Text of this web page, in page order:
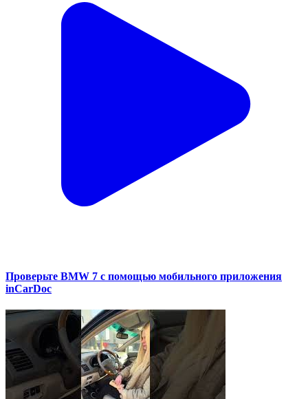
Проверьте BMW 7 с помощью мобильного приложения
inCarDoc